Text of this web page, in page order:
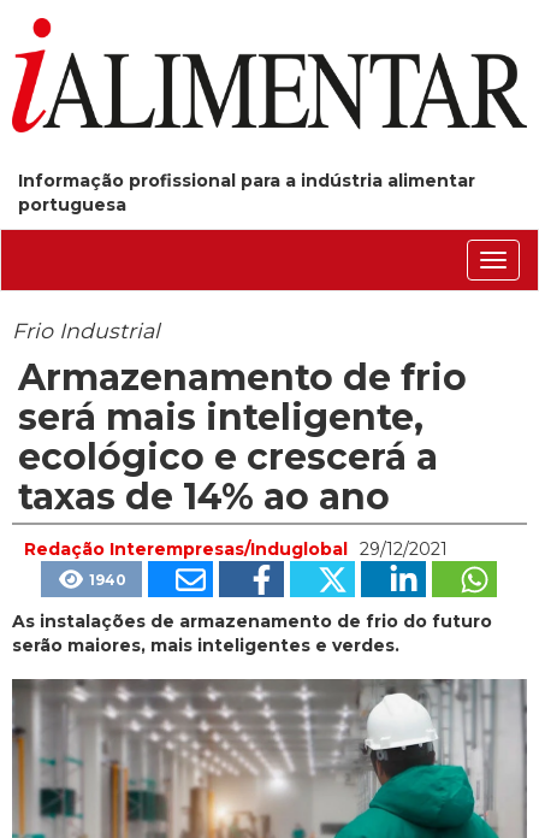
Informação profissional para a indústria alimentar
portuguesa
Frio Industrial
Armazenamento de frio
será mais inteligente,
ecológico e crescerá a
taxas de 14% ao ano
Redação Interempresas/Induglobal 29/12/2021
1940
As instalações de armazenamento de frio do futuro
serão maiores, mais inteligentes e verdes.